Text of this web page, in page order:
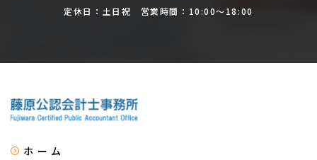
定休日：土日祝 営業時間：10:00～18:00
ホーム